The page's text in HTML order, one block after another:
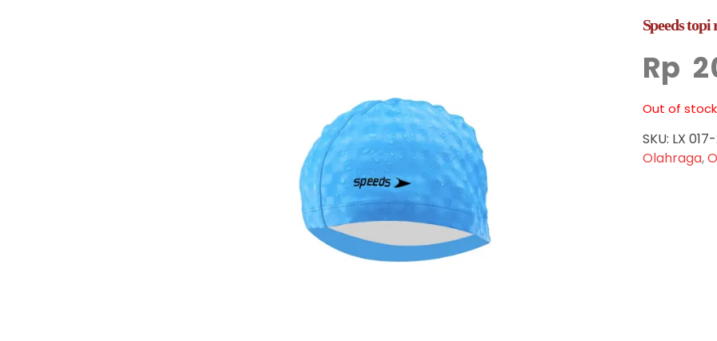
Speeds topi
Rp
Out of stock
SKU: LX
Olahraga,